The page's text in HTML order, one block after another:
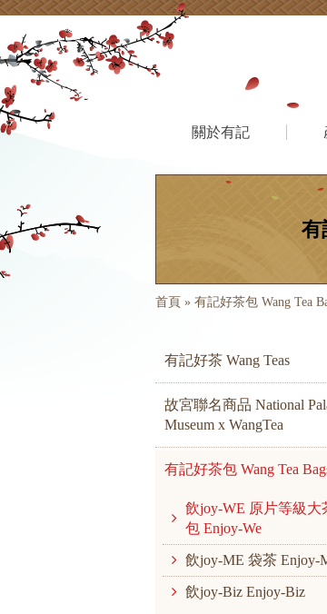
關於有記
有
首頁 » 有記好茶包 Wang Tea
有記好茶 Wang Teas
故宮聯名商品 National
Museum x WangTea
有記好茶包 Wang Tea
飲joy-WE 原片等級大
包 Enjoy-We
飲joy-ME 袋茶 Enjoy-
飲joy-Biz Enjoy-Biz